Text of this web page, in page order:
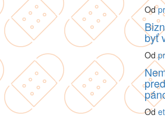
Od
byť
Od
Od